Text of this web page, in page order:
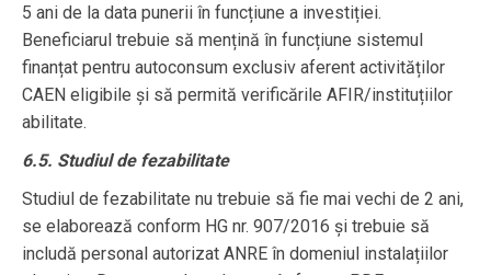
5 ani de la data punerii în funcțiune a investiției.
Beneficiarul trebuie să mențină în funcțiune sistemul
finanțat pentru autoconsum exclusiv aferent activităților
CAEN eligibile și să permită verificările AFIR/instituțiilor
abilitate.
6.5. Studiul de fezabilitate
Studiul de fezabilitate nu trebuie să fie mai vechi de 2 ani,
se elaborează conform HG nr. 907/2016 și trebuie să
includă personal autorizat ANRE în domeniul instalațiilor